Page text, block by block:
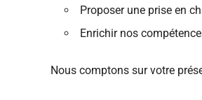
Proposer une prise en
Enrichir nos
Nous comptons sur votre